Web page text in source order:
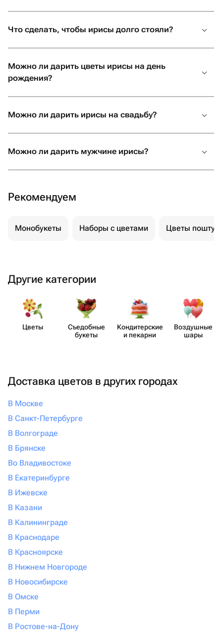
получателя, но и придадите особенный смысл
Что сделать, чтобы ирисы долго стояли?
Можно ли дарить цветы ирисы на день
рождения?
Можно ли дарить ирисы на свадьбу?
Можно ли дарить мужчине ирисы?
Рекомендуем
Монобукеты Наборы с цветами Цветы
Другие категории
Цветы
Съедобные
букеты
Кондит​ерские
и пекарни
Воздушные
шары
Доставка цветов в других городах
В Москве
В Санкт-Петербурге
В Волгограде
В Брянске
Во Владивостоке
В Екатеринбурге
В Ижевске
В Казани
В Калининграде
В Краснодаре
В Красноярске
В Нижнем Новгороде
В Новосибирске
В Омске
В Перми
В Ростове-на-Дону